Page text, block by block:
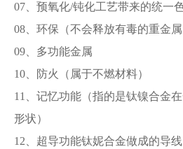
07、预氧化/钝化工艺带来的统一
08、环保（不会释放有毒的重金属
09、多功能金属
10、防火（属于不燃材料）
11、记忆功能（指的是钛镍合金
形状）
12、超导功能钛妮合金做成的导